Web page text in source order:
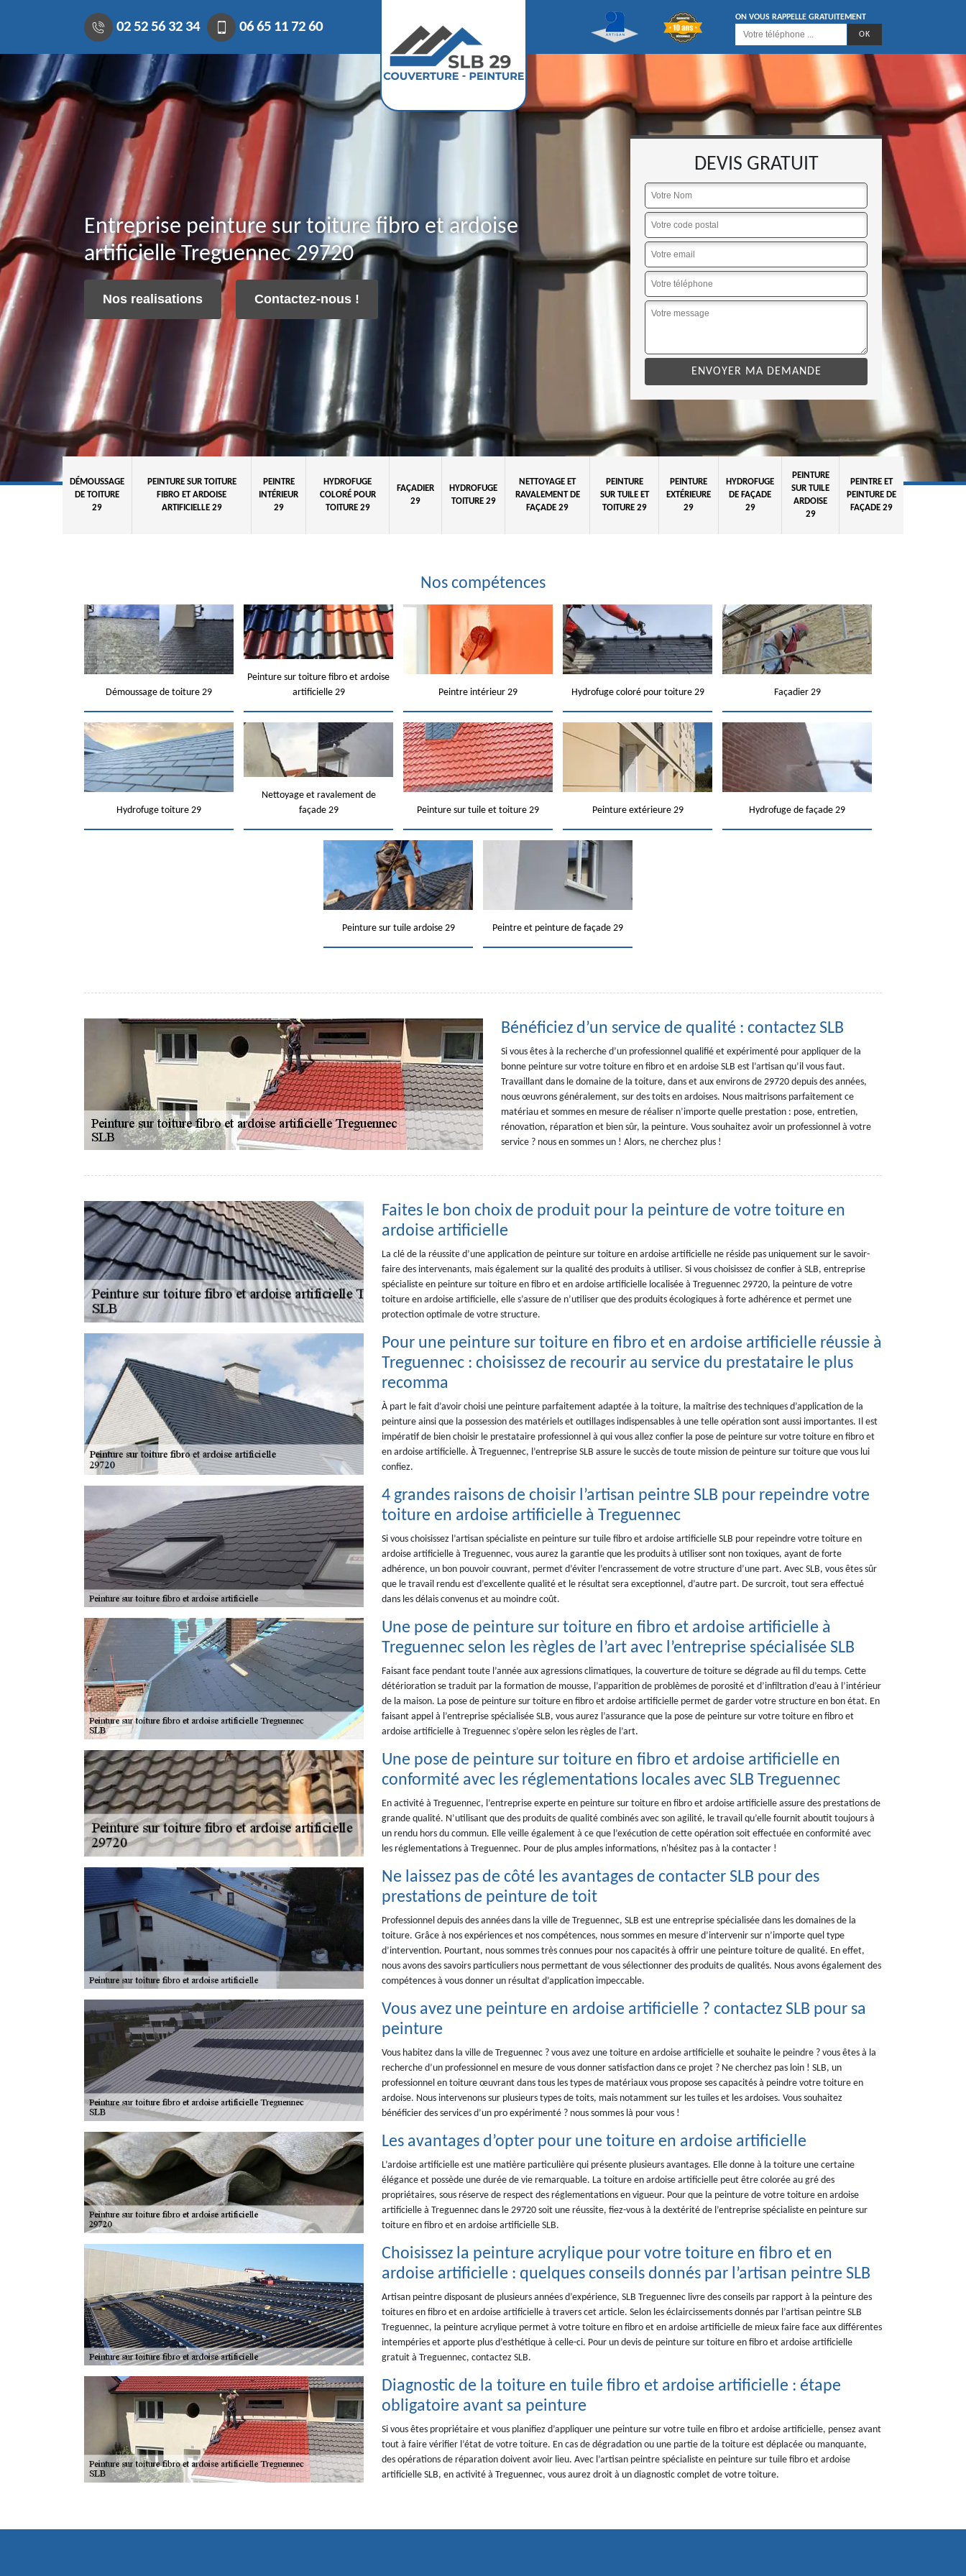
02 52 56 32 34 06 65 11 72 60
ON VOUS RAPPELLE GRATUITEMENT
Entreprise peinture sur toiture fibro et ardoise
artificielle Treguennec 29720
Nos realisations Contactez-nous !
DEVIS GRATUIT
DÉMOUSSAGE
DE TOITURE
29
PEINTURE SUR TOITURE
FIBRO ET ARDOISE
ARTIFICIELLE 29
PEINTRE
INTÉRIEUR
29
HYDROFUGE
COLORÉ POUR
TOITURE 29
FAÇADIER
29
HYDROFUGE
TOITURE 29
NETTOYAGE ET
RAVALEMENT DE
FAÇADE 29
PEINTURE
SUR TUILE ET
TOITURE 29
PEINTURE
EXTÉRIEURE
29
HYDROFUGE
DE FAÇADE
29
PEINTURE
SUR TUILE
ARDOISE
29
PEINTRE ET
PEINTURE DE
FAÇADE 29
Nos compétences
Démoussage de toiture 29
Peinture sur toiture fibro et ardoise
artificielle 29
Peintre intérieur 29 Hydrofuge coloré pour toiture 29 Façadier 29
Hydrofuge toiture 29
Nettoyage et ravalement de
façade 29
Peinture sur tuile et toiture 29 Peinture extérieure 29 Hydrofuge de façade 29
Peinture sur tuile ardoise 29 Peintre et peinture de façade 29
Bénéficiez d’un service de qualité : contactez SLB
Si vous êtes à la recherche d’un professionnel qualifié et expérimenté pour appliquer de la
bonne peinture sur votre toiture en fibro et en ardoise SLB est l’artisan qu’il vous faut.
Travaillant dans le domaine de la toiture, dans et aux environs de 29720 depuis des années,
nous œuvrons généralement, sur des toits en ardoises. Nous maitrisons parfaitement ce
matériau et sommes en mesure de réaliser n’importe quelle prestation : pose, entretien,
rénovation, réparation et bien sûr, la peinture. Vous souhaitez avoir un professionnel à votre
service ? nous en sommes un ! Alors, ne cherchez plus !
Faites le bon choix de produit pour la peinture de votre toiture en
ardoise artificielle
La clé de la réussite d’une application de peinture sur toiture en ardoise artificielle ne réside pas uniquement sur le savoir-
faire des intervenants, mais également sur la qualité des produits à utiliser. Si vous choisissez de confier à SLB, entreprise
spécialiste en peinture sur toiture en fibro et en ardoise artificielle localisée à Treguennec 29720, la peinture de votre
toiture en ardoise artificielle, elle s’assure de n’utiliser que des produits écologiques à forte adhérence et permet une
protection optimale de votre structure.
Pour une peinture sur toiture en fibro et en ardoise artificielle réussie à
Treguennec : choisissez de recourir au service du prestataire le plus
recomma
À part le fait d’avoir choisi une peinture parfaitement adaptée à la toiture, la maîtrise des techniques d’application de la
peinture ainsi que la possession des matériels et outillages indispensables à une telle opération sont aussi importantes. Il est
impératif de bien choisir le prestataire professionnel à qui vous allez confier la pose de peinture sur votre toiture en fibro et
en ardoise artificielle. À Treguennec, l’entreprise SLB assure le succès de toute mission de peinture sur toiture que vous lui
confiez.
4 grandes raisons de choisir l’artisan peintre SLB pour repeindre votre
toiture en ardoise artificielle à Treguennec
Si vous choisissez l’artisan spécialiste en peinture sur tuile fibro et ardoise artificielle SLB pour repeindre votre toiture en
ardoise artificielle à Treguennec, vous aurez la garantie que les produits à utiliser sont non toxiques, ayant de forte
adhérence, un bon pouvoir couvrant, permet d’éviter l’encrassement de votre structure d’une part. Avec SLB, vous êtes sûr
que le travail rendu est d’excellente qualité et le résultat sera exceptionnel, d’autre part. De surcroit, tout sera effectué
dans les délais convenus et au moindre coût.
Une pose de peinture sur toiture en fibro et ardoise artificielle à
Treguennec selon les règles de l’art avec l’entreprise spécialisée SLB
Faisant face pendant toute l’année aux agressions climatiques, la couverture de toiture se dégrade au fil du temps. Cette
détérioration se traduit par la formation de mousse, l’apparition de problèmes de porosité et d’infiltration d’eau à l’intérieur
de la maison. La pose de peinture sur toiture en fibro et ardoise artificielle permet de garder votre structure en bon état. En
faisant appel à l’entreprise spécialisée SLB, vous aurez l’assurance que la pose de peinture sur votre toiture en fibro et
ardoise artificielle à Treguennec s’opère selon les règles de l’art.
Une pose de peinture sur toiture en fibro et ardoise artificielle en
conformité avec les réglementations locales avec SLB Treguennec
En activité à Treguennec, l’entreprise experte en peinture sur toiture en fibro et ardoise artificielle assure des prestations de
grande qualité. N’utilisant que des produits de qualité combinés avec son agilité, le travail qu’elle fournit aboutit toujours à
un rendu hors du commun. Elle veille également à ce que l’exécution de cette opération soit effectuée en conformité avec
les réglementations à Treguennec. Pour de plus amples informations, n'hésitez pas à la contacter !
Ne laissez pas de côté les avantages de contacter SLB pour des
prestations de peinture de toit
Professionnel depuis des années dans la ville de Treguennec, SLB est une entreprise spécialisée dans les domaines de la
toiture. Grâce à nos expériences et nos compétences, nous sommes en mesure d’intervenir sur n’importe quel type
d’intervention. Pourtant, nous sommes très connues pour nos capacités à offrir une peinture toiture de qualité. En effet,
nous avons des savoirs particuliers nous permettant de vous sélectionner des produits de qualités. Nous avons également des
compétences à vous donner un résultat d’application impeccable.
Vous avez une peinture en ardoise artificielle ? contactez SLB pour sa
peinture
Vous habitez dans la ville de Treguennec ? vous avez une toiture en ardoise artificielle et souhaite le peindre ? vous êtes à la
recherche d’un professionnel en mesure de vous donner satisfaction dans ce projet ? Ne cherchez pas loin ! SLB, un
professionnel en toiture œuvrant dans tous les types de matériaux vous propose ses capacités à peindre votre toiture en
ardoise. Nous intervenons sur plusieurs types de toits, mais notamment sur les tuiles et les ardoises. Vous souhaitez
bénéficier des services d’un pro expérimenté ? nous sommes là pour vous !
Les avantages d’opter pour une toiture en ardoise artificielle
L’ardoise artificielle est une matière particulière qui présente plusieurs avantages. Elle donne à la toiture une certaine
élégance et possède une durée de vie remarquable. La toiture en ardoise artificielle peut être colorée au gré des
propriétaires, sous réserve de respect des réglementations en vigueur. Pour que la peinture de votre toiture en ardoise
artificielle à Treguennec dans le 29720 soit une réussite, fiez-vous à la dextérité de l’entreprise spécialiste en peinture sur
toiture en fibro et en ardoise artificielle SLB.
Choisissez la peinture acrylique pour votre toiture en fibro et en
ardoise artificielle : quelques conseils donnés par l’artisan peintre SLB
Artisan peintre disposant de plusieurs années d’expérience, SLB Treguennec livre des conseils par rapport à la peinture des
toitures en fibro et en ardoise artificielle à travers cet article. Selon les éclaircissements donnés par l’artisan peintre SLB
Treguennec, la peinture acrylique permet à votre toiture en fibro et en ardoise artificielle de mieux faire face aux différentes
intempéries et apporte plus d’esthétique à celle-ci. Pour un devis de peinture sur toiture en fibro et ardoise artificielle
gratuit à Treguennec, contactez SLB.
Diagnostic de la toiture en tuile fibro et ardoise artificielle : étape
obligatoire avant sa peinture
Si vous êtes propriétaire et vous planifiez d’appliquer une peinture sur votre tuile en fibro et ardoise artificielle, pensez avant
tout à faire vérifier l’état de votre toiture. En cas de dégradation ou une partie de la toiture est déplacée ou manquante,
des opérations de réparation doivent avoir lieu. Avec l’artisan peintre spécialiste en peinture sur tuile fibro et ardoise
artificielle SLB, en activité à Treguennec, vous aurez droit à un diagnostic complet de votre toiture.